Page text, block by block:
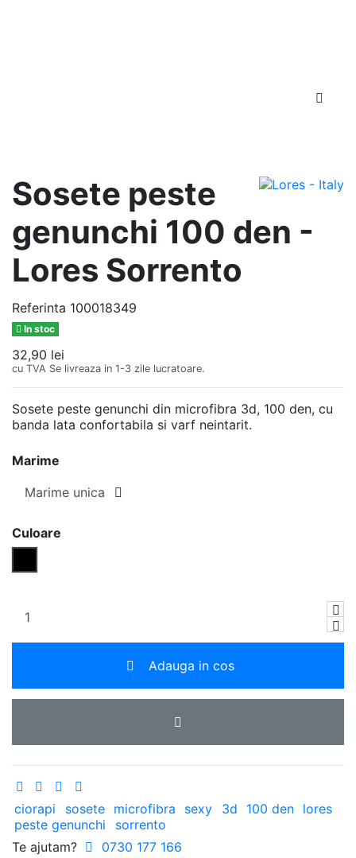
Sosete peste
genunchi 100 den -
Lores Sorrento
Referinta 100018349
In stoc
32,90 lei
cu TVA Se livreaza in 1-3 zile lucratoare.
Sosete peste genunchi din microfibra 3d, 100 den, cu
banda lata confortabila si varf neintarit.
Marime
Culoare
Adauga in cos
ciorapi sosete microfibra sexy 3d 100 den lores
peste genunchi
sorrento
Te ajutam?
0730 177 166